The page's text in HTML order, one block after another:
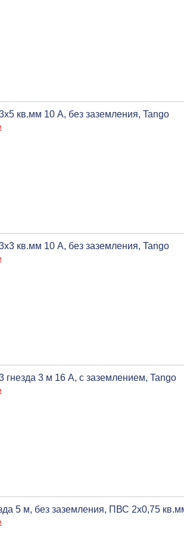
кв.мм 10 А, без заземления, Tango
кв.мм 10 А, без заземления, Tango
гнезда 3 м 16 А, c заземлением, Tango
5 м, без заземления, ПВС 2х0,75